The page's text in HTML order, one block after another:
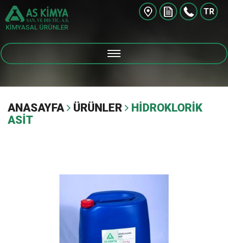
KİMYASAL ÜRÜNLER
TR
ANASAYFA ÜRÜNLER
HİDROKLORİK
ASİT